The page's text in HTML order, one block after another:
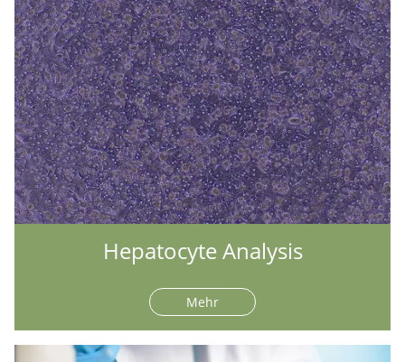
Hepatocyte Analysis
Mehr